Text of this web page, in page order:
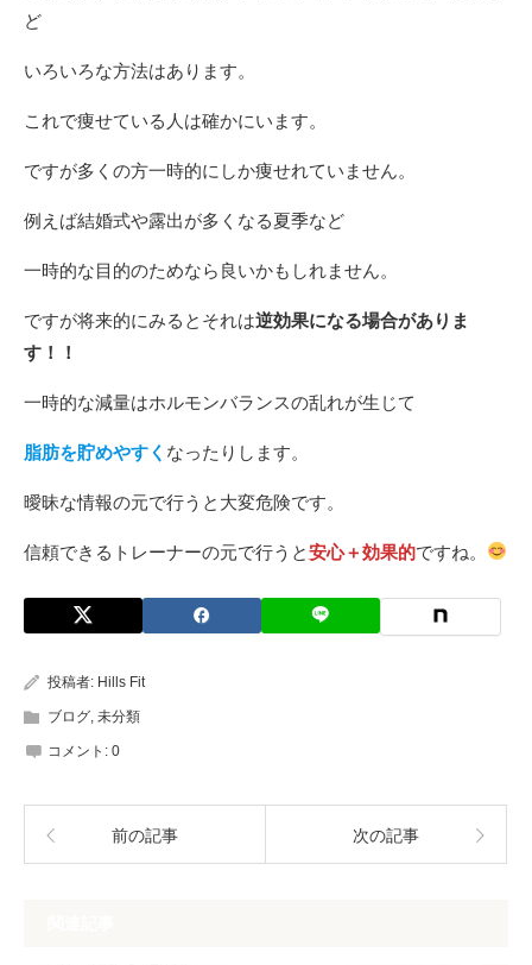
ど
いろいろな方法はあります。
これで痩せている人は確かにいます。
ですが多くの方一時的にしか痩せれていません。
例えば結婚式や露出が多くなる夏季など
一時的な目的のためなら良いかもしれません。
ですが将来的にみるとそれは逆効果になる場合がありま
す！！
一時的な減量はホルモンバランスの乱れが生じて
脂肪を貯めやすく なったりします。
曖昧な情報の元で行うと大変危険です。
信頼できるトレーナーの元で行うと安心＋効果的ですね。
投稿者: Hills Fit
ブログ 未分類
コメント: 0
前の記事 次の記事